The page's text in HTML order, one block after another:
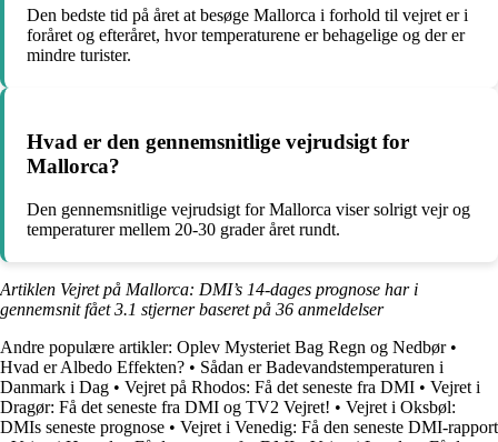
Den bedste tid på året at besøge Mallorca i forhold til vejret er i
foråret og efteråret, hvor temperaturene er behagelige og der er
mindre turister.
Hvad er den gennemsnitlige vejrudsigt for
Mallorca?
Den gennemsnitlige vejrudsigt for Mallorca viser solrigt vejr og
temperaturer mellem 20-30 grader året rundt.
Artiklen Vejret på Mallorca: DMI’s 14-dages prognose har i
gennemsnit fået3.1 stjerner baseret på 36 anmeldelser
Andre populære artikler: Oplev Mysteriet Bag Regn og Nedbør•
Hvad er Albedo Effekten? • Sådan er Badevandstemperaturen i
Danmark i Dag • Vejret på Rhodos: Få det seneste fra DMI • Vejret i
Dragør: Få det seneste fra DMI og TV2 Vejret! • Vejret i Oksbøl:
DMIs seneste prognose • Vejret i Venedig: Få den seneste DMI-rapport